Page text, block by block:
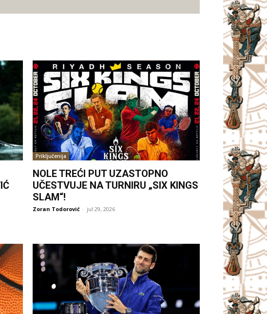
Priključenija
NOLE TREĆI PUT UZASTOPNO
UČESTVUJE NA TURNIRU „SIX KINGS
SLAM“!
Zoran Todorović - jul 29, 2026